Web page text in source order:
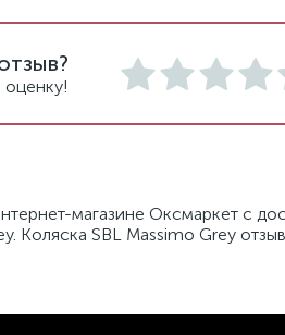
магазине Оксмаркет с
Коляска SBL Massimo Grey